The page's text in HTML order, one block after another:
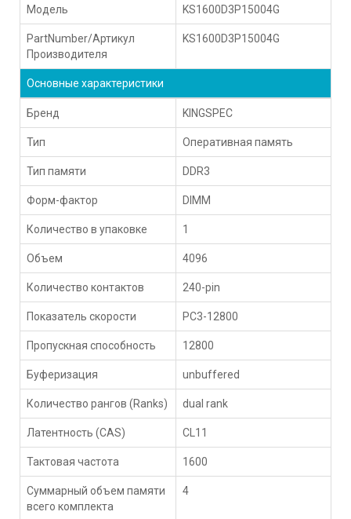
Модель KS1600D3P15004G
PartNumber/Артикул
Производителя
KS1600D3P15004G
Основные характеристики
Бренд KINGSPEC
Тип Оперативная память
Тип памяти DDR3
Форм-фактор DIMM
Количество в упаковке 1
Объем 4096
Количество контактов 240-pin
Показатель скорости PC3-12800
Пропускная способность 12800
Буферизация unbuffered
Количество рангов (Ranks) dual rank
Латентность (CAS) CL11
Тактовая частота 1600
Суммарный объем памяти
всего комплекта
4